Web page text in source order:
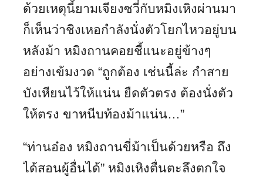
ด้วยเหตุนี้ยามเจียงซวี่กับหมิงเหิงผ่านมา
ก็เห็นว่าชิงเหอกำลังนั่งตัวโยกไหวอยู่บน
หลังม้า หมิงถานคอยชี้แนะอยู่ข้างๆ
อย่างเข้มงวด “ถูกต้อง เช่นนี้ล่ะ กำสาย
บังเหียนไว้ให้แน่น ยืดตัวตรง ต้องนั่งตัว
ให้ตรง ขาหนีบท้องม้าแน่น…”
“ท่านอ๋อง หมิงถานขี่ม้าเป็นด้วยหรือ ถึง
ได้สอนผู้อื่นได้” หมิงเหิงตื่นตะลึงตกใจ